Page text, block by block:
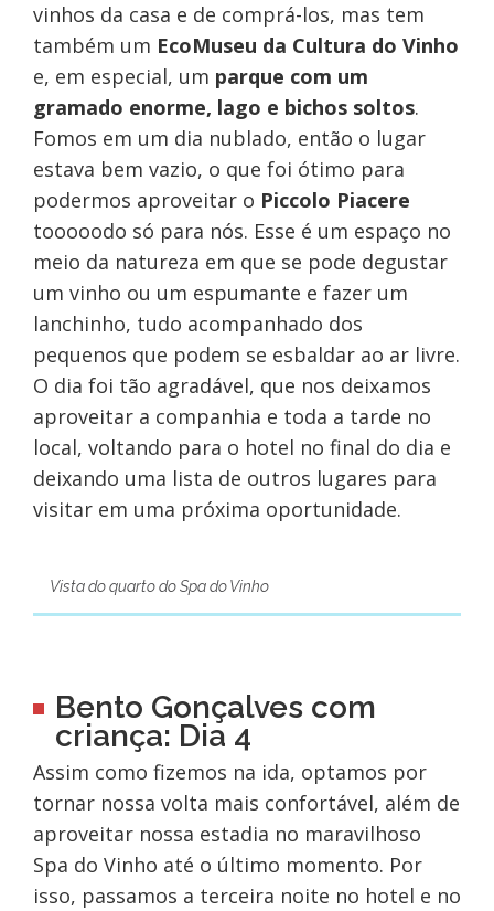
vinhos da casa e de comprá-los, mas tem
também um EcoMuseu da Cultura do Vinho
e, em especial, um parque com um
gramado enorme, lago e bichos soltos.
Fomos em um dia nublado, então o lugar
estava bem vazio, o que foi ótimo para
podermos aproveitar o Piccolo Piacere
tooooodo só para nós. Esse é um espaço no
meio da natureza em que se pode degustar
um vinho ou um espumante e fazer um
lanchinho, tudo acompanhado dos
pequenos que podem se esbaldar ao ar livre.
O dia foi tão agradável, que nos deixamos
aproveitar a companhia e toda a tarde no
local, voltando para o hotel no final do dia e
deixando uma lista de outros lugares para
visitar em uma próxima oportunidade.
Vista do quarto do Spa do Vinho
Bento Gonçalves com
criança: Dia 4
Assim como fizemos na ida, optamos por
tornar nossa volta mais confortável, além de
aproveitar nossa estadia no maravilhoso
Spa do Vinho até o último momento. Por
isso, passamos a terceira noite no hotel e no